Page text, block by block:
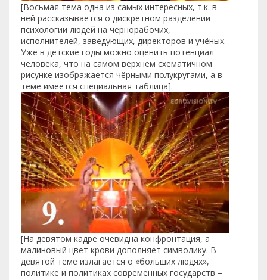
[Восьмая тема одна из самых интересных, т.к. в
ней рассказывается о дискретном разделении
психологии людей на чернорабочих,
исполнителей, заведующих, директоров и учёных.
Уже в детские годы можно оценить потенциал
человека, что на самом верхнем схематичном
рисунке изображается чёрными полукругами, а в
теме имеется специальная таблица].
[На девятом кадре очевидна конфронтация, а
малиновый цвет крови дополняет символику. В
девятой теме излагается о «больших людях»,
политике и политиках современных государств –